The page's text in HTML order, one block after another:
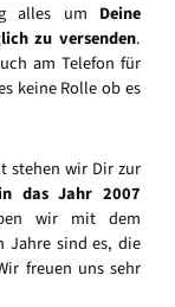
alles um Deine
zu versenden.
am Telefon für
keine Rolle ob es
stehen wir Dir zur
das Jahr 2007
wir mit dem
Jahre sind es, die
freuen uns sehr